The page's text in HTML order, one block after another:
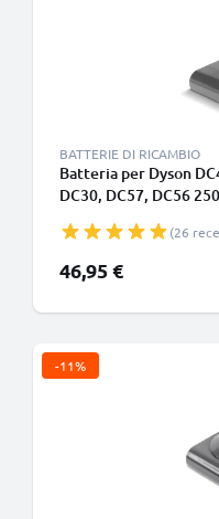
BATTERIE DI RICAMBIO
Batteria per Dyson
DC30, DC57, DC56
(26
46,95 €
-11%